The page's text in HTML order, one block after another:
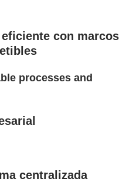
con marcos
processes and
centralizada